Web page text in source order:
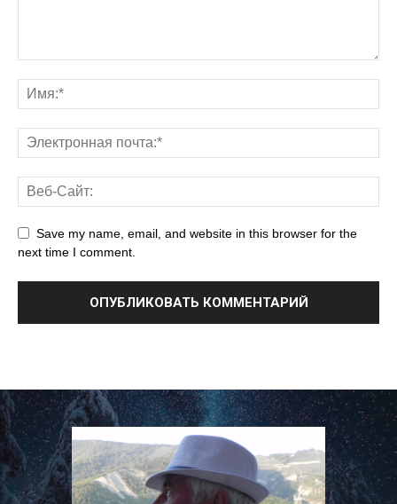
Save my name, email, and website in this browser for the
next time I comment.